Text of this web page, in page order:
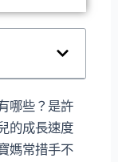
哪些？是許
的成長速度
媽常措手不